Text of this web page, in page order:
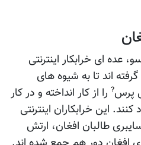
عده ای خرابکار اینترنتی
اند تا به شیوه های
پرس? را از کار انداخته و در کار
این خرابکاران اینترنتی
طالبان افغان، ارتش